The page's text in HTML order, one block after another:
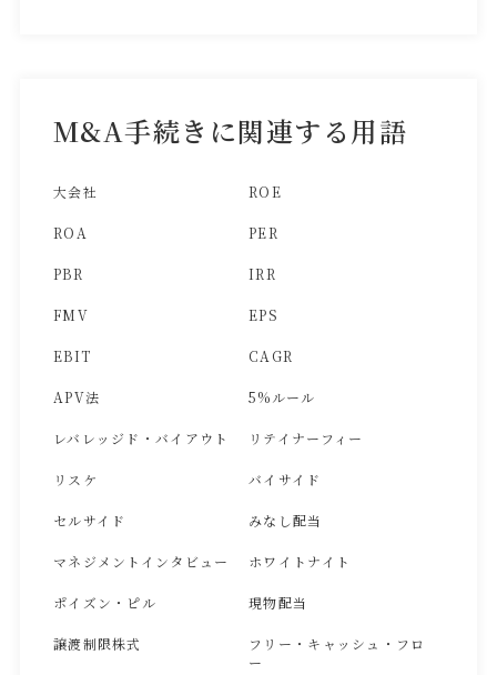
M&A手続きに関連する用語
大会社 ROE
ROA PER
PBR IRR
FMV EPS
EBIT CAGR
APV法 5%ルール
レバレッジド・バイアウト リテイナーフィー
リスケ バイサイド
セルサイド みなし配当
マネジメントインタビュー ホワイトナイト
ポイズン・ピル 現物配当
譲渡制限株式
フリー・キャッシュ・フロ
ー